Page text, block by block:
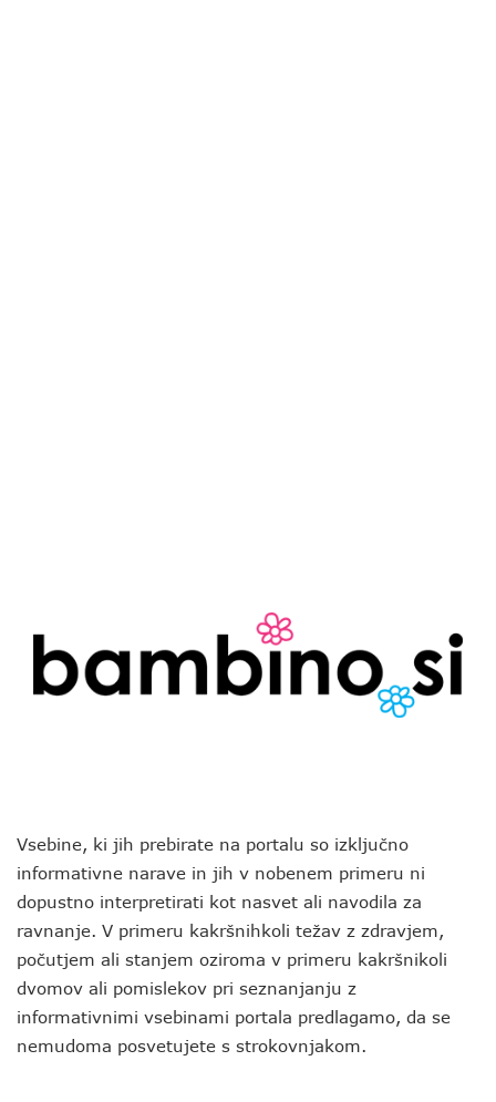
Vsebine, ki jih prebirate na portalu so izključno
informativne narave in jih v nobenem primeru ni
dopustno interpretirati kot nasvet ali navodila za
ravnanje. V primeru kakršnihkoli težav z zdravjem,
počutjem ali stanjem oziroma v primeru kakršnikoli
dvomov ali pomislekov pri seznanjanju z
informativnimi vsebinami portala predlagamo, da se
nemudoma posvetujete s strokovnjakom.